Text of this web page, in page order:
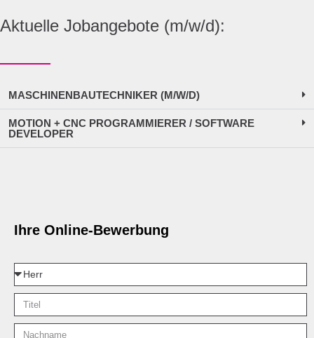
Aktuelle Jobangebote (m/w/d):
MASCHINENBAUTECHNIKER (M/W/D)
MOTION + CNC PROGRAMMIERER / SOFTWARE
DEVELOPER
Ihre Online-Bewerbung